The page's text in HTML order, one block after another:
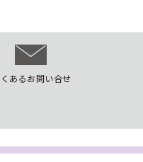
あるお問い合せ